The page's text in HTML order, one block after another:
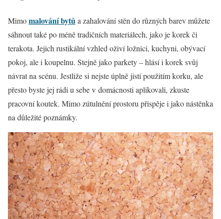
Mimomalování bytůa zahalování stěn do různých barev můžete
sáhnout také po méně tradičních materiálech, jako je korek či
terakota. Jejich rustikální vzhled oživí ložnici, kuchyni, obývací
pokoj, ale i koupelnu. Stejně jako parkety – hlásí i korek svůj
návrat na scénu. Jestliže si nejste úplně jistí použitím korku, ale
přesto byste jej rádi u sebe v domácnosti aplikovali, zkuste
pracovní koutek. Mimo zútulnění prostoru přispěje i jako nástěnka
na důležité poznámky.